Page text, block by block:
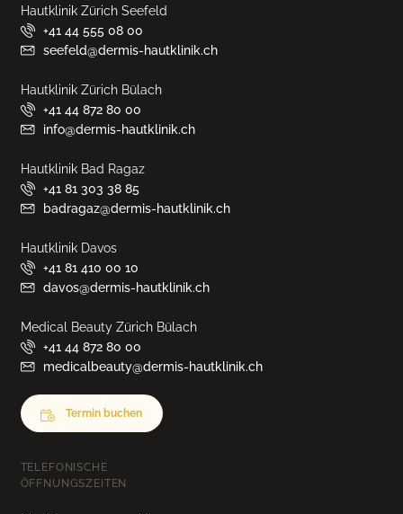
Hautklinik Zürich Seefeld
+41 44 555 08 00
seefeld@dermis-hautklinik.ch
Hautklinik Zürich Bülach
+41 44 872 80 00
info@dermis-hautklinik.ch
Hautklinik Bad Ragaz
+41 81 303 38 85
badragaz@dermis-hautklinik.ch
Hautklinik Davos
+41 81 410 00 10
davos@dermis-hautklinik.ch
Medical Beauty Zürich Bülach
+41 44 872 80 00
medicalbeauty@dermis-hautklinik.ch
Termin buchen
TELEFONISCHE
ÖFFNUNGSZEITEN